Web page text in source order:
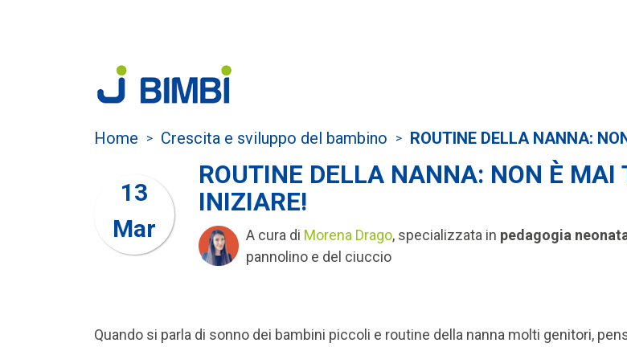
Home > Crescita e sviluppo del bambino > ROUTINE DELLA NANNA:
13
Mar
ROUTINE DELLA NANNA: NON È MAI
INIZIARE!
A cura di Morena Drago, specializzata in pedagogia
pannolino e del ciuccio
Quando si parla di sonno dei bambini piccoli e routine della nanna molti genitori,